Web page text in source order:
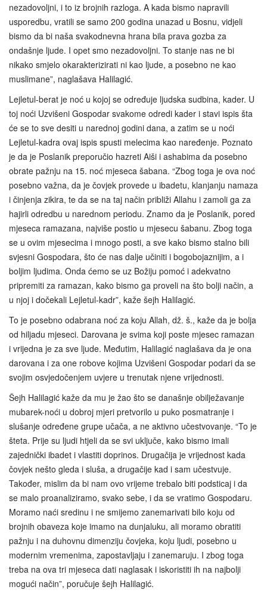
nezadovoljni, i to iz brojnih razloga. A kada bismo napravili
usporedbu, vratili se samo 200 godina unazad u Bosnu, vidjeli
bismo da bi naša svakodnevna hrana bila prava gozba za
ondašnje ljude. I opet smo nezadovoljni. To stanje nas ne bi
nikako smjelo okarakterizirati ni kao ljude, a posebno ne kao
muslimane”, naglašava Halilagić.
Lejletul-berat je noć u kojoj se određuje ljudska sudbina, kader. U
toj noći Uzvišeni Gospodar svakome odredi kader i stavi ispis šta
će se to sve desiti u narednoj godini dana, a zatim se u noći
Lejletul-kadra ovaj ispis spusti melecima kao naređenje. Poznato
je da je Poslanik preporučio hazreti Aiši i ashabima da posebno
obrate pažnju na 15. noć mjeseca šabana. “Zbog toga je ova noć
posebno važna, da je čovjek provede u ibadetu, klanjanju namaza
i činjenja zikira, te da se na taj način približi Allahu i zamoli ga za
hajirli odredbu u narednom periodu. Znamo da je Poslanik, pored
mjeseca ramazana, najviše postio u mjesecu šabanu. Zbog toga
se u ovim mjesecima i mnogo posti, a sve kako bismo stalno bili
svjesni Gospodara, što će nas dalje učiniti i bogobojaznijim, a i
boljim ljudima. Onda ćemo se uz Božiju pomoć i adekvatno
pripremiti za ramazan, kako bismo ga proveli na što bolji način, a
u njoj i dočekali Lejletul‑kadr”, kaže šejh Halilagić.
To je posebno odabrana noć za koju Allah, dž. š., kaže da je bolja
od hiljadu mjeseci. Darovana je svima koji poste mjesec ramazan
i vrijedna je za sve ljude. Međutim, Halilagić naglašava da je ona
darovana i za one robove kojima Uzvišeni Gospodar podari da se
svojim osvjedočenjem uvjere u trenutak njene vrijednosti.
Šejh Halilagić kaže da mu je žao što se današnje obilježavanje
mubarek-noći u dobroj mjeri pretvorilo u puko posmatranje i
slušanje određene grupe učača, a ne aktivno učestvovanje. “To je
šteta. Prije su ljudi htjeli da se svi uključe, kako bismo imali
zajednički ibadet i vlastiti doprinos. Drugačija je vrijednost kada
čovjek nešto gleda i sluša, a drugačije kad i sam učestvuje.
Također, mislim da bi nam ovo vrijeme trebalo biti podsticaj i da
se malo proanaliziramo, svako sebe, i da se vratimo Gospodaru.
Moramo naći sredinu i ne smijemo zanemarivati bilo koju od
brojnih obaveza koje imamo na dunjaluku, ali moramo obratiti
pažnju i na duhovnu dimenziju čovjeka, koju ljudi, posebno u
modernim vremenima, zapostavljaju i zanemaruju. I zbog toga
treba na ova tri mjeseca dati naglasak i iskoristiti ih na najbolji
mogući način”, poručuje šejh Halilagić.